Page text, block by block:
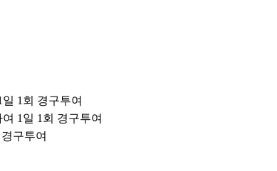
일 1 회 경구투여
1 일 1 회 경구투여
구투여